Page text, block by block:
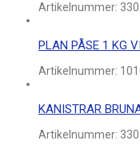
Artikelnummer:
PLAN PÅSE 1 KG
Artikelnummer:
KANISTRAR
Artikelnummer: